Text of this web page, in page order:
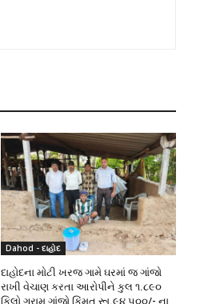
Dahod - દાહોદ
દાહોદના મોટી ખરજ ગામે ઘરમાં જ ગાંજો
રાખી વેચાણ કરતા આરોપીને કુલ ૧.૮૯૦
કિલો ગ્રામ ગાંજો કિંમત રૂા.૯૪,૫૦૦/- ના